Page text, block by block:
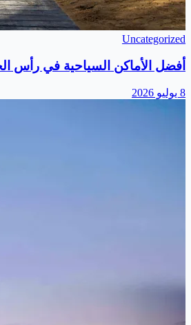
Uncategorized
أفضل الأماكن السياحية في رأس
8 يوليو 2026